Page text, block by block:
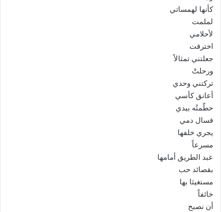
كأنها لهمساتي
لملمت
لأحلامي
اخترقت
جعلتني تمثالاً
ورحلتْ
تركتني وحدي
أعانق كأسي
حطّمتُه بيدي
فسال دمي
يجري خلفها
مسرعاً
عبد الطريق أمامها
بقصائد حب
مستغيثا بها
خائفاً
أن نصبح